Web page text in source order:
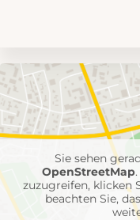
mit
Einheiten
Sie sehen
OpenStreetMap
zuzugreifen, klicken
beachten Sie,